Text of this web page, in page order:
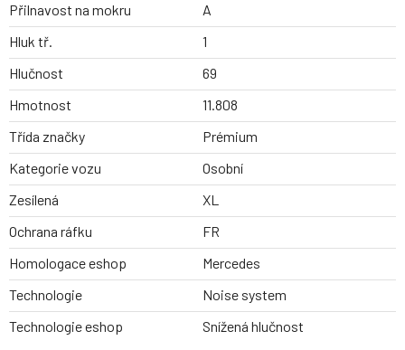
Přilnavost na mokru
A
Hluk tř.
1
Hlučnost
69
Hmotnost
11.808
Třída značky
Prémium
Kategorie vozu
Osobní
Zesílená
XL
Ochrana ráfku
FR
Homologace eshop
Mercedes
Technologie
Noise system
Technologie eshop
Snížená hlučnost